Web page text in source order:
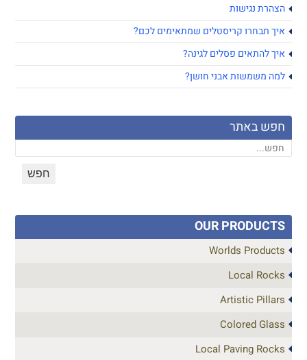
הצהרת נגישות
איך תבחרו קריסטלים שמתאימים לכם?
איך להתאים פסלים לגינה?
למה משמשות אבני חושן?
חפש באתר
OUR PRODUCTS
Worlds Products
Local Rocks
Artistic Pillars
Colored Glass
Local Paving Rocks